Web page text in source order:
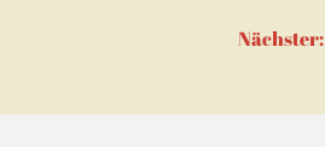
Nächster: